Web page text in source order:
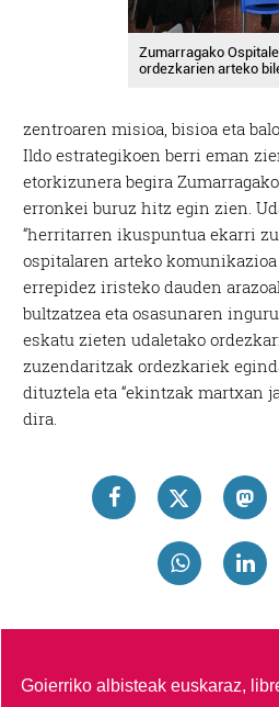
Zumarragako
ordezkarien arteko
zentroaren misioa, bisioa eta
Ildo estrategikoen berri eman
etorkizunera begira
erronkei buruz hitz egin zien.
“herritarren ikuspuntua ekarri
ospitalaren arteko
errepidez iristeko dauden
bultzatzea eta osasunaren
eskatu zieten udaletako
zuzendaritzak ordezkariek
dituztela eta “ekintzak martxan
dira.
Goierriko albisteak euskaraz,